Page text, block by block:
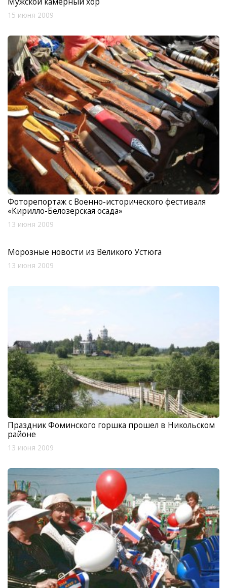
15 июня 2009
Фоторепортаж с Военно-исторического фестиваля
«Кирилло-Белозерская осада»
13 июня 2009
Морозные новости из Великого Устюга
13 июня 2009
Праздник Фоминского горшка прошел в Никольском
районе
13 июня 2009